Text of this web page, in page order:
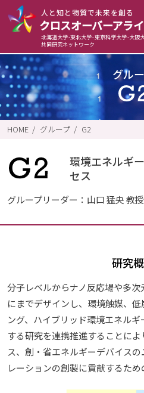
⼈と知と物質で未来を創る
クロスオーバーアラ
北海道大学･東北大学･東京科学大学･大阪
共同研究ネットワーク
グル
HOME グループ G2
環境エネルギ
セス
グループリーダー：山口 猛央 教授
研究
分子レベルからナノ反応場や多
にまでデザインし、環境触媒、
ング、ハイブリッド環境エネル
する研究を連携推進することに
ス、創・省エネルギーデバイス
レーションの創製に貢献するため